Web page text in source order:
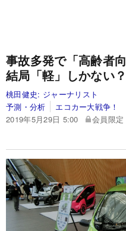
事故多発で「高齢者
結局「軽」しかない？
桃田健史: ジャーナリスト
予測・分析
エコカー大戦争！
2019年5月29日 5:00
会員限定